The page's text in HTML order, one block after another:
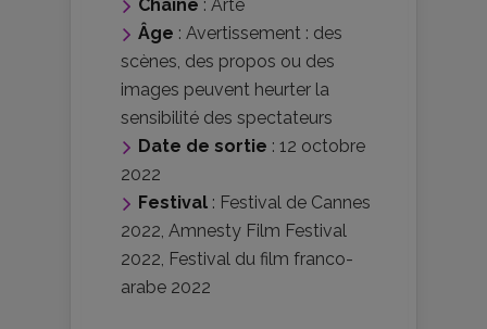
Chaîne : Arte
Âge : Avertissement : des
scènes, des propos ou des
images peuvent heurter la
sensibilité des spectateurs
Date de sortie : 12 octobre
2022
Festival : Festival de Cannes
2022, Amnesty Film Festival
2022, Festival du film franco-
arabe 2022